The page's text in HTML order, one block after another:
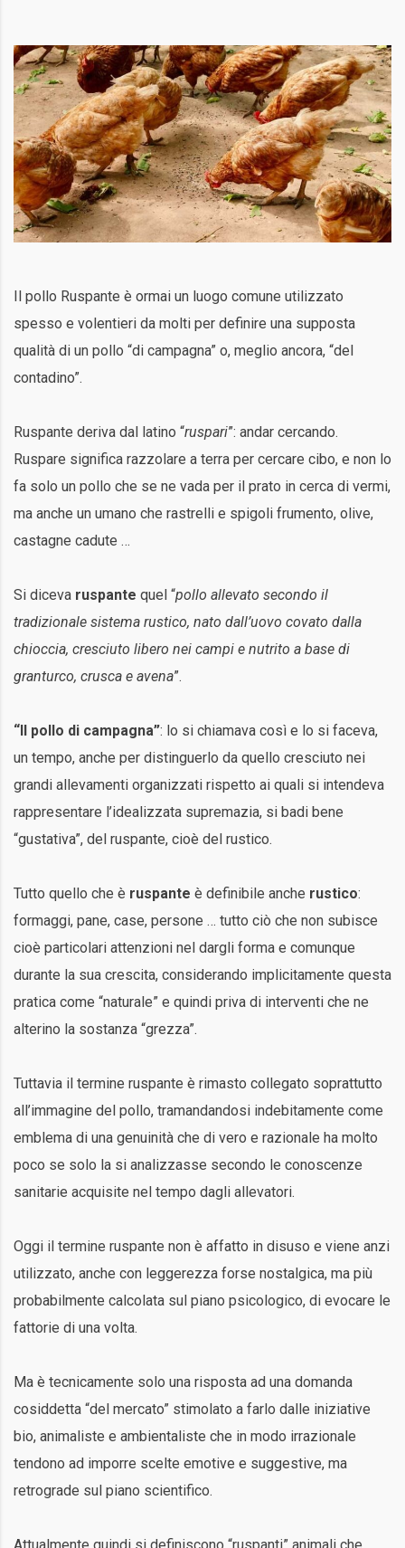
Il pollo Ruspante è ormai un luogo comune utilizzato
spesso e volentieri da molti per definire una supposta
qualità di un pollo “di campagna” o, meglio ancora, “del
contadino”.
Ruspante deriva dal latino “ruspari”: andar cercando.
Ruspare significa razzolare a terra per cercare cibo, e non lo
fa solo un pollo che se ne vada per il prato in cerca di vermi,
ma anche un umano che rastrelli e spigoli frumento, olive,
castagne cadute …
Si diceva ruspante quel “pollo allevato secondo il
tradizionale sistema rustico, nato dall’uovo covato dalla
chioccia, cresciuto libero nei campi e nutrito a base di
granturco, crusca e avena”.
“Il pollo di campagna”: lo si chiamava così e lo si faceva,
un tempo, anche per distinguerlo da quello cresciuto nei
grandi allevamenti organizzati rispetto ai quali si intendeva
rappresentare l’idealizzata supremazia, si badi bene
“gustativa”, del ruspante, cioè del rustico.
Tutto quello che è ruspante è definibile anche rustico:
formaggi, pane, case, persone … tutto ciò che non subisce
cioè particolari attenzioni nel dargli forma e comunque
durante la sua crescita, considerando implicitamente questa
pratica come “naturale” e quindi priva di interventi che ne
alterino la sostanza “grezza”.
Tuttavia il termine ruspante è rimasto collegato soprattutto
all’immagine del pollo, tramandandosi indebitamente come
emblema di una genuinità che di vero e razionale ha molto
poco se solo la si analizzasse secondo le conoscenze
sanitarie acquisite nel tempo dagli allevatori.
Oggi il termine ruspante non è affatto in disuso e viene anzi
utilizzato, anche con leggerezza forse nostalgica, ma più
probabilmente calcolata sul piano psicologico, di evocare le
fattorie di una volta.
Ma è tecnicamente solo una risposta ad una domanda
cosiddetta “del mercato” stimolato a farlo dalle iniziative
bio, animaliste e ambientaliste che in modo irrazionale
tendono ad imporre scelte emotive e suggestive, ma
retrograde sul piano scientifico.